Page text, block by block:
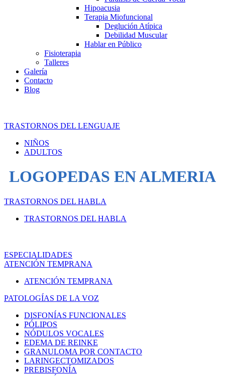
Hipoacusia
Terapia Miofuncional
Deglución Atípica
Debilidad Muscular
Hablar en Público
Fisioterapia
Talleres
Galería
Contacto
Blog
TRASTORNOS DEL LENGUAJE
NIÑOS
ADULTOS
LOGOPEDAS EN ALMERIA
TRASTORNOS DEL HABLA
TRASTORNOS DEL HABLA
ESPECIALIDADES
ATENCIÓN TEMPRANA
ATENCIÓN TEMPRANA
PATOLOGÍAS DE LA VOZ
DISFONÍAS FUNCIONALES
PÓLIPOS
NÓDULOS VOCALES
EDEMA DE REINKE
GRANULOMA POR CONTACTO
LARINGECTOMIZADOS
PREBISFONÍA